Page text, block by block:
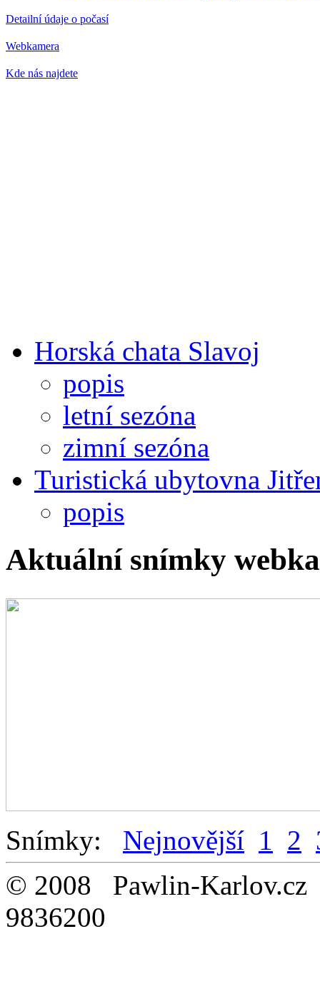
Detailní údaje o počasí
Webkamera
Kde nás najdete
Horská chata Slavoj
popis
letní sezóna
zimní sezóna
Turistická ubytovna
popis
Aktuální snímky
Snímky: Nejnovější 1 2
© 2008 Pawlin-
9836200